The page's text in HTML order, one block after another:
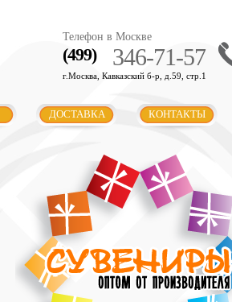
Телефон в Москве
(499) 346-71-57
г.Москва, Кавказский б-р, д.59, стр.1
ДОСТАВКА КОНТАКТЫ